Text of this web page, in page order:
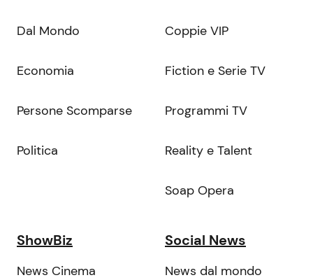
Dal Mondo
Economia
Persone Scomparse
Politica
Coppie VIP
Fiction e Serie TV
Programmi TV
Reality e Talent
Soap Opera
ShowBiz
News Cinema
Social News
News dal mondo